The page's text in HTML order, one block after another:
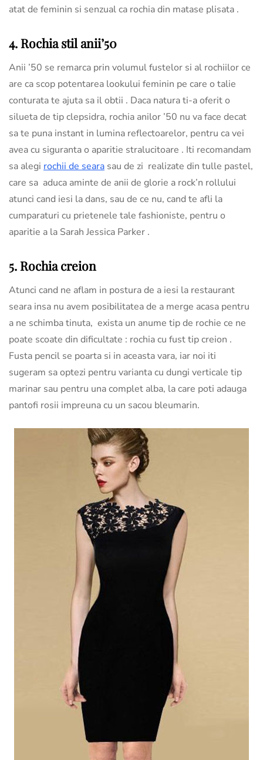
atat de feminin si senzual ca rochia din matase plisata .
4. Rochia stil anii’50
Anii ’50 se remarca prin volumul fustelor si al rochiilor ce
are ca scop potentarea lookului feminin pe care o talie
conturata te ajuta sa il obtii . Daca natura ti-a oferit o
silueta de tip clepsidra, rochia anilor ’50 nu va face decat
sa te puna instant in lumina reflectoarelor, pentru ca vei
avea cu siguranta o aparitie stralucitoare . Iti recomandam
sa alegi rochii de seara sau de zi realizate din tulle pastel,
care sa aduca aminte de anii de glorie a rock’n rollului
atunci cand iesi la dans, sau de ce nu, cand te afli la
cumparaturi cu prietenele tale fashioniste, pentru o
aparitie a la Sarah Jessica Parker .
5. Rochia creion
Atunci cand ne aflam in postura de a iesi la restaurant
seara insa nu avem posibilitatea de a merge acasa pentru
a ne schimba tinuta, exista un anume tip de rochie ce ne
poate scoate din dificultate : rochia cu fust tip creion .
Fusta pencil se poarta si in aceasta vara, iar noi iti
sugeram sa optezi pentru varianta cu dungi verticale tip
marinar sau pentru una complet alba, la care poti adauga
pantofi rosii impreuna cu un sacou bleumarin.